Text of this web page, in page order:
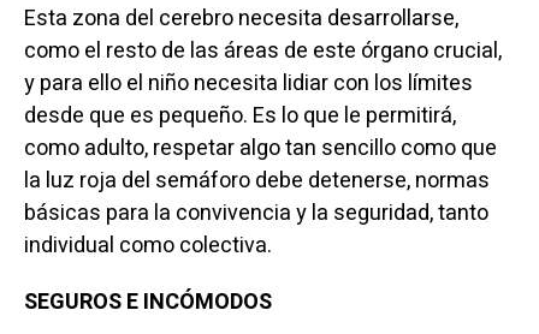
Esta zona del cerebro necesita desarrollarse,
como el resto de las áreas de este órgano crucial,
y para ello el niño necesita lidiar con los límites
desde que es pequeño. Es lo que le permitirá,
como adulto, respetar algo tan sencillo como que
la luz roja del semáforo debe detenerse, normas
básicas para la convivencia y la seguridad, tanto
individual como colectiva.
SEGUROS E INCÓMODOS